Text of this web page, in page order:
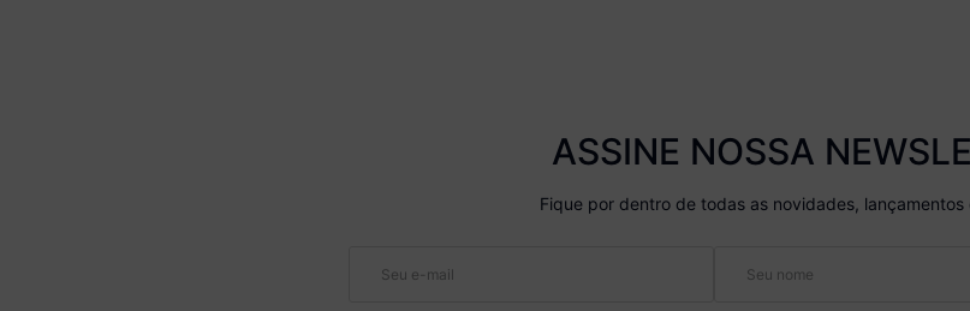
ASSINE NOSSA
Fique por dentro de todas as novidades, lançamentos